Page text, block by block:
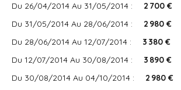
Du 26/04/2014 Au 31/05/2014 :
2 700 €
Du 31/05/2014 Au 28/06/2014 :
2 980 €
Du 28/06/2014 Au 12/07/2014 :
3 380 €
Du 12/07/2014 Au 30/08/2014 :
3 890 €
Du 30/08/2014 Au 04/10/2014 :
2 980 €